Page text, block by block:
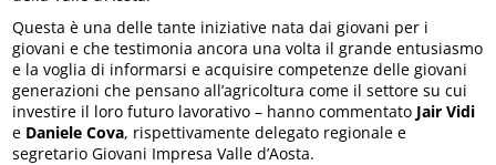
Questa è una delle tante iniziative nata dai giovani per i
giovani e che testimonia ancora una volta il grande entusiasmo
e la voglia di informarsi e acquisire competenze delle giovani
generazioni che pensano all’agricoltura come il settore su cui
investire il loro futuro lavorativo – hanno commentato Jair Vidi
e Daniele Cova, rispettivamente delegato regionale e
segretario Giovani Impresa Valle d’Aosta.